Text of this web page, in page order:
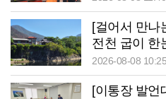
[걸어서 만나
전천 굽이 한
는’ 청송 망미
2026-08-08
[이통장 발언